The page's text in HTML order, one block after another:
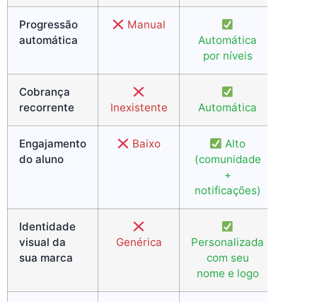
Progressão
automática
Manual
Automática
por níveis
Cobrança
recorrente
Inexistente Automática
Engajamento
do aluno
Baixo
Alto
(comunidade
+
notificações)
Identidade
visual da
sua marca
Genérica
Personalizada
com seu
nome e logo